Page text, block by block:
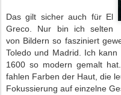
Das gilt sicher auch für El
Greco. Nur bin ich selten
von Bildern so fasziniert
Toledo und Madrid. Ich
1600 so modern gemalt
fahlen Farben der Haut, die
Fokussierung auf einzelne